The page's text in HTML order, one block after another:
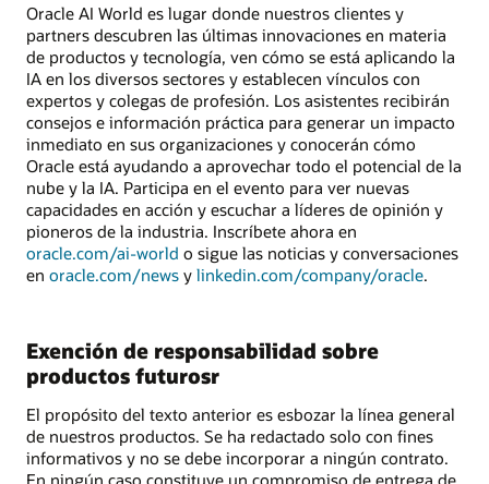
Oracle AI World es lugar donde nuestros clientes y
partners descubren las últimas innovaciones en materia
de productos y tecnología, ven cómo se está aplicando la
IA en los diversos sectores y establecen vínculos con
expertos y colegas de profesión. Los asistentes recibirán
consejos e información práctica para generar un impacto
inmediato en sus organizaciones y conocerán cómo
Oracle está ayudando a aprovechar todo el potencial de la
nube y la IA. Participa en el evento para ver nuevas
capacidades en acción y escuchar a líderes de opinión y
pioneros de la industria. Inscríbete ahora en
oracle.com/ai-world o sigue las noticias y conversaciones
en oracle.com/news y linkedin.com/company/oracle.
Exención de responsabilidad sobre
productos futurosr
El propósito del texto anterior es esbozar la línea general
de nuestros productos. Se ha redactado solo con fines
informativos y no se debe incorporar a ningún contrato.